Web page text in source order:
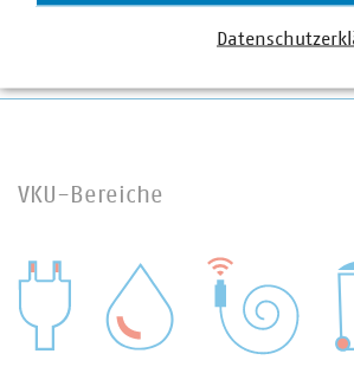
VKU-Bereiche
WASSER/ABWASSER